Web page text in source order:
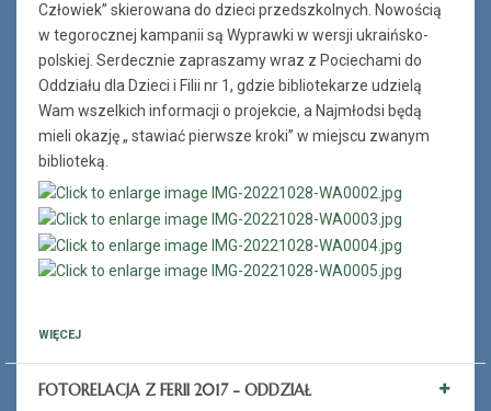
Człowiek” skierowana do dzieci przedszkolnych. Nowością
w tegorocznej kampanii są Wyprawki w wersji ukraińsko-
polskiej. Serdecznie zapraszamy wraz z Pociechami do
Oddziału dla Dzieci i Filii nr 1, gdzie bibliotekarze udzielą
Wam wszelkich informacji o projekcie, a Najmłodsi będą
mieli okazję „ stawiać pierwsze kroki” w miejscu zwanym
biblioteką.
WIĘCEJ
FOTORELACJA Z FERII 2017 - ODDZIAŁ